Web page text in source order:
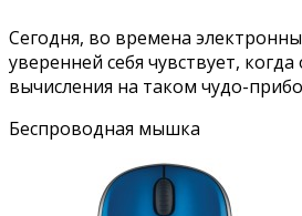
Сегодня, во времена
уверенней себя чувствует,
вычисления на таком чудо-
Беспроводная мышка